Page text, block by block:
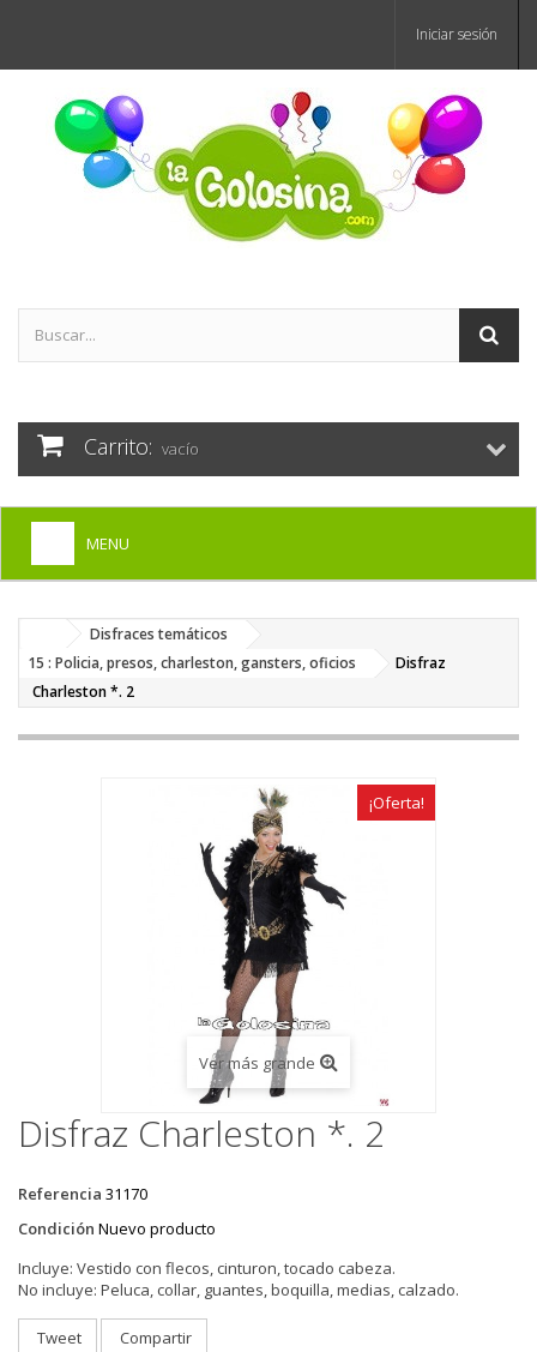
Iniciar sesión
Carrito: vacío
MENU
+
DISFRACES INFANTILES
+
COMPLEMENTOS
PELUCAS, GORROS, CARETAS
Disfraces temáticos
15 : Policia, presos, charleston, gansters, oficios
Disfraz
Charleston *. 2
¡Oferta!
Ver más grande
Disfraz Charleston *. 2
Referencia 31170
Condición Nuevo producto
Incluye: Vestido con flecos, cinturon, tocado cabeza.
No incluye: Peluca, collar, guantes, boquilla, medias, calzado.
Tweet Compartir